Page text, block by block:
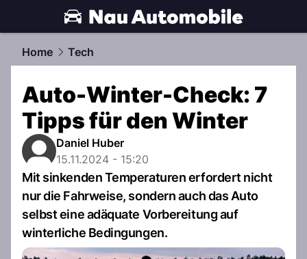
automobile.NAU.ch
Home Tech
Auto-Winter-Check: 7
Tipps für den Winter
Daniel Huber
15.11.2024 - 15:20
Mit sinkenden Temperaturen erfordert nicht
nur die Fahrweise, sondern auch das Auto
selbst eine adäquate Vorbereitung auf
winterliche Bedingungen.